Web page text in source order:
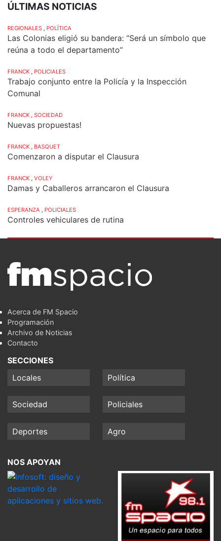
ÚLTIMAS NOTICIAS
REGIONALES , POLÍTICA
Las Colonias eligió su bandera: “Será un símbolo que
reúna a todo el departamento”
FRANCK , POLICIALES
Trabajo conjunto entre la Policía y la Inspección
Comunal
FRANCK , SOCIEDAD
Nuevas propuestas!
FRANCK , BASQUET
Comenzaron a disputar el Clausura
FRANCK , VOLEY
Damas y Caballeros arrancaron el Clausura
ESPERANZA , POLICIALES
Controles vehiculares de rutina
Acerca de FM Spacio
Programación
Archivo de Noticias
Contacto
SECCIONES
Locales
Política
Sociedad Policiales
Deportes Agro
NOS APOYAN